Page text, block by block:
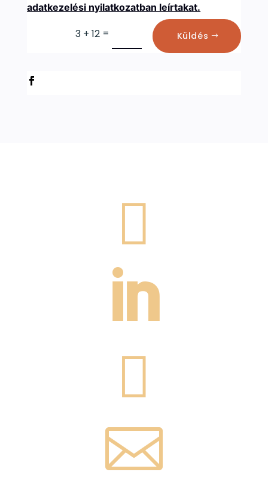
adatkezelési nyilatkozatban leírtakat.
3 + 12= Küldés



